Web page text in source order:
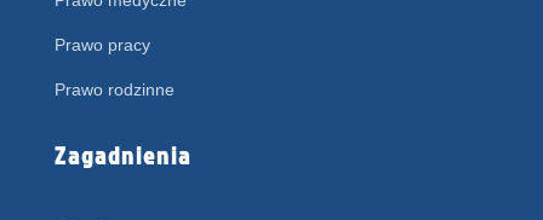
Prawo pracy
Prawo rodzinne
Zagadnienia